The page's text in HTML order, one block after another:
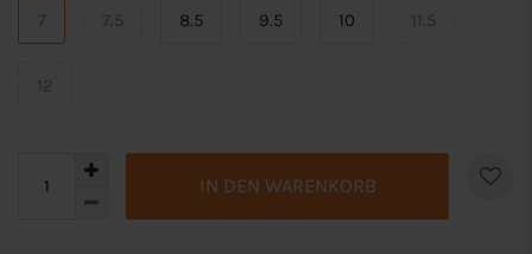
7 7.5 8.5 9.5 10 11.5
12
IN DEN WARENKORB